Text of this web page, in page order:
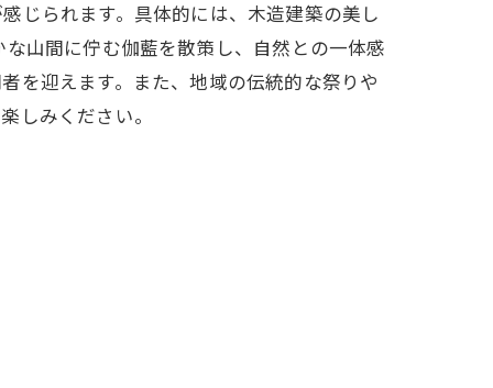
じられます。具体的には、木造建築の美し
山間に佇む伽藍を散策し、自然との一体感
を迎えます。また、地域の伝統的な祭りや
しみください。